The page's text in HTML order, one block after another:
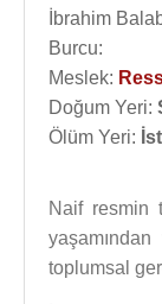
İbrahim
Burcu:
Meslek:
Doğum Yeri:
Ölüm Yeri:
Naif resmin
toplumsal